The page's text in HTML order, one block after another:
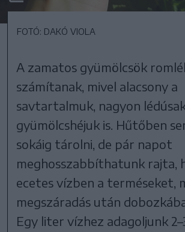
FOTÓ: DAKÓ VIOLA
A zamatos gyümölcsök
számítanak, mivel alacsony a
savtartalmuk, nagyon
gyümölcshéjuk is. Hűtőben
sokáig tárolni, de pár napot
meghosszabbíthatunk rajta,
ecetes vízben a terméseket,
megszáradás után
Egy liter vízhez adagoljunk